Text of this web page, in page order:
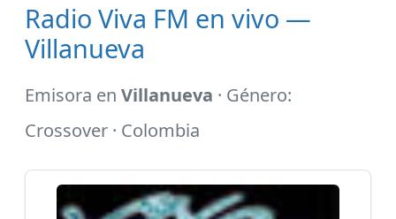
Radio Viva FM en vivo —
Villanueva
Emisora en Villanueva · Género:
Crossover · Colombia